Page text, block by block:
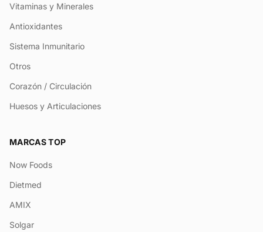
Vitaminas y Minerales
Antioxidantes
Sistema Inmunitario
Otros
Corazón / Circulación
Huesos y Articulaciones
MARCAS TOP
Now Foods
Dietmed
AMIX
Solgar